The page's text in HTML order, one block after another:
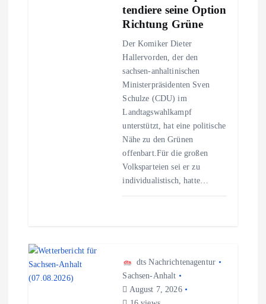
tendiere seine Option
Richtung Grüne
Der Komiker Dieter
Hallervorden, der den
sachsen-anhaltinischen
Ministerpräsidenten Sven
Schulze (CDU) im
Landtagswahlkampf
unterstützt, hat eine politische
Nähe zu den Grünen
offenbart.Für die großen
Volksparteien sei er zu
individualistisch, hatte…
dts Nachrichtenagentur
Sachsen-Anhalt
August 7, 2026